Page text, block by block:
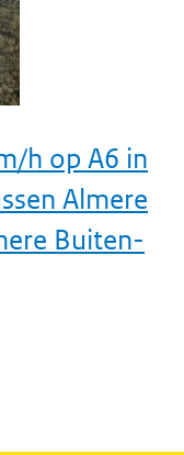
h op A6 in
Almere
Buiten-